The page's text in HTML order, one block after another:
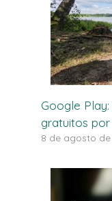
Google
gratuitos
8 de agosto de